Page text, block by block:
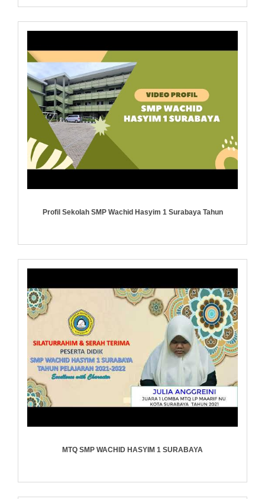
Profil Sekolah SMP Wachid Hasyim 1 Surabaya Tahun
MTQ SMP WACHID HASYIM 1 SURABAYA